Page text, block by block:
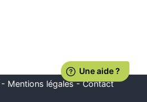
- Mentions légales-Contact